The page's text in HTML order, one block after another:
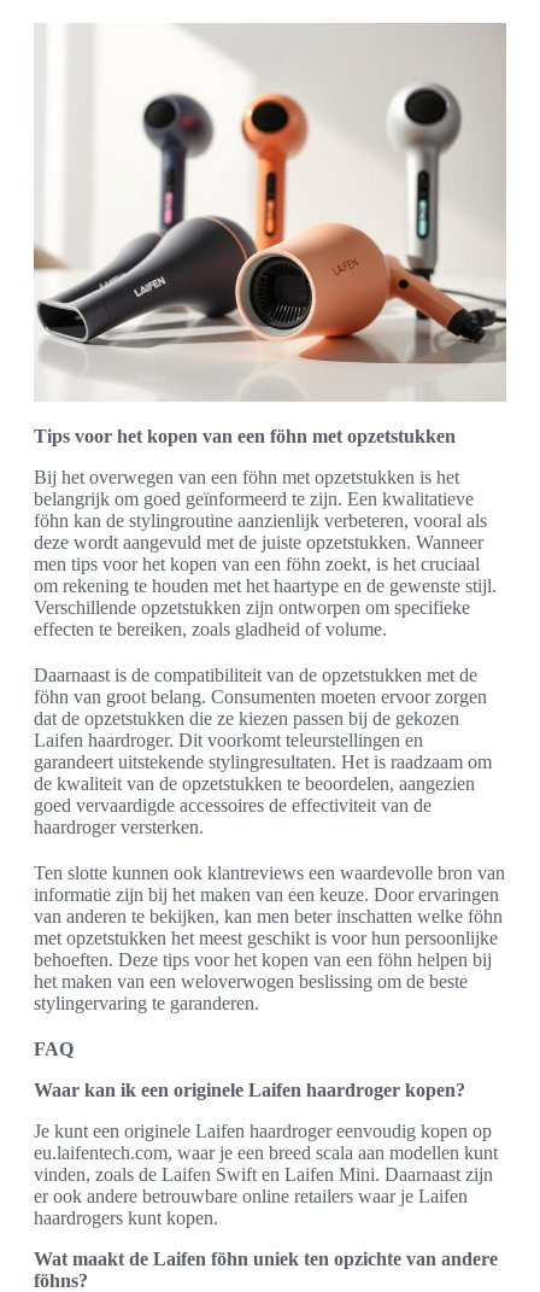
Tips voor het kopen van een föhn met opzetstukken
Bij het overwegen van een föhn met opzetstukken is het
belangrijk om goed geïnformeerd te zijn. Een kwalitatieve
föhn kan de stylingroutine aanzienlijk verbeteren, vooral als
deze wordt aangevuld met de juiste opzetstukken. Wanneer
men tips voor het kopen van een föhn zoekt, is het cruciaal
om rekening te houden met het haartype en de gewenste stijl.
Verschillende opzetstukken zijn ontworpen om specifieke
effecten te bereiken, zoals gladheid of volume.
Daarnaast is de compatibiliteit van de opzetstukken met de
föhn van groot belang. Consumenten moeten ervoor zorgen
dat de opzetstukken die ze kiezen passen bij de gekozen
Laifen haardroger. Dit voorkomt teleurstellingen en
garandeert uitstekende stylingresultaten. Het is raadzaam om
de kwaliteit van de opzetstukken te beoordelen, aangezien
goed vervaardigde accessoires de effectiviteit van de
haardroger versterken.
Ten slotte kunnen ook klantreviews een waardevolle bron van
informatie zijn bij het maken van een keuze. Door ervaringen
van anderen te bekijken, kan men beter inschatten welke föhn
met opzetstukken het meest geschikt is voor hun persoonlijke
behoeften. Deze tips voor het kopen van een föhn helpen bij
het maken van een weloverwogen beslissing om de beste
stylingervaring te garanderen.
FAQ
Waar kan ik een originele Laifen haardroger kopen?
Je kunt een originele Laifen haardroger eenvoudig kopen op
eu.laifentech.com, waar je een breed scala aan modellen kunt
vinden, zoals de Laifen Swift en Laifen Mini. Daarnaast zijn
er ook andere betrouwbare online retailers waar je Laifen
haardrogers kunt kopen.
Wat maakt de Laifen föhn uniek ten opzichte van andere
föhns?